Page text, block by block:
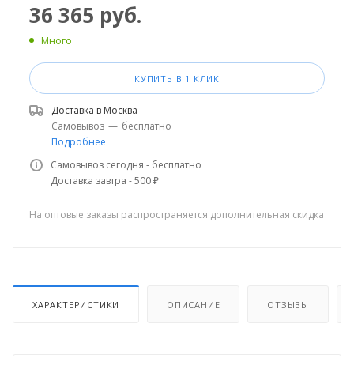
36 365 руб.
Много
КУПИТЬ В 1 КЛИК
Доставка в Москва
Самовывоз — бесплатно
Подробнее
Самовывоз сегодня - бесплатно
Доставка завтра - 500 ₽
На оптовые заказы распространяется дополнительная скидка
ХАРАКТЕРИСТИКИ ОПИСАНИЕ ОТЗЫВЫ